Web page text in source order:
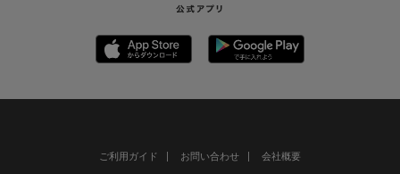
ご利用ガイド お問い合わせ 会社概要